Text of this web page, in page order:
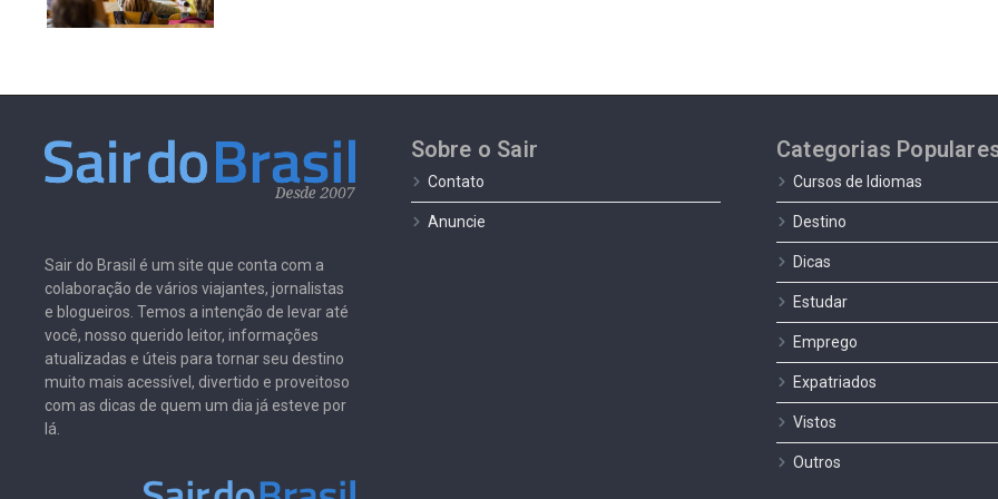
Sair do Brasil é um site que conta com a
colaboração de vários viajantes, jornalistas
e blogueiros. Temos a intenção de levar até
você, nosso querido leitor, informações
atualizadas e úteis para tornar seu destino
muito mais acessível, divertido e proveitoso
com as dicas de quem um dia já esteve por
lá.
Sobre o Sair
Contato
Anuncie
Categorias
Cursos de Idiomas
Destino
Dicas
Estudar
Emprego
Expatriados
Vistos
Outros